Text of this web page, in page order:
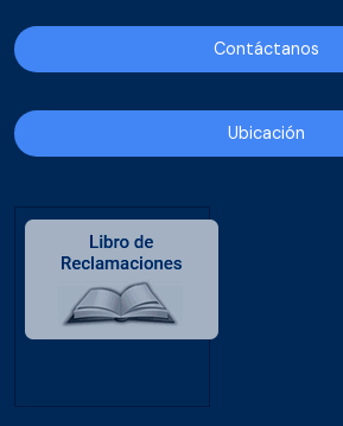
Contáctanos
Ubicación